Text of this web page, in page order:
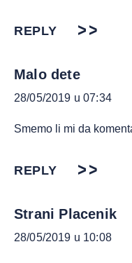
REPLY
Malo dete
28/05/2019 u 07:34
Smemo li mi da
REPLY
Strani Placenik
28/05/2019 u 10:08